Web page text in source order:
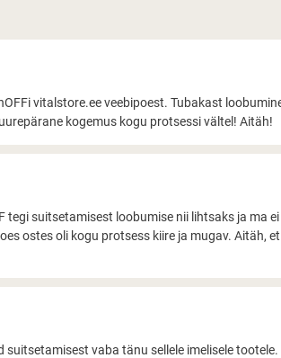
vitalstore.ee veebipoest. Tubakast
kogemus kogu protsessi vältel! Aitäh!
tegi suitsetamisest loobumise nii lihtsaks ja ma ei
ostes oli kogu protsess kiire ja mugav. Aitäh,
suitsetamisest vaba tänu sellele imelisele tootele.